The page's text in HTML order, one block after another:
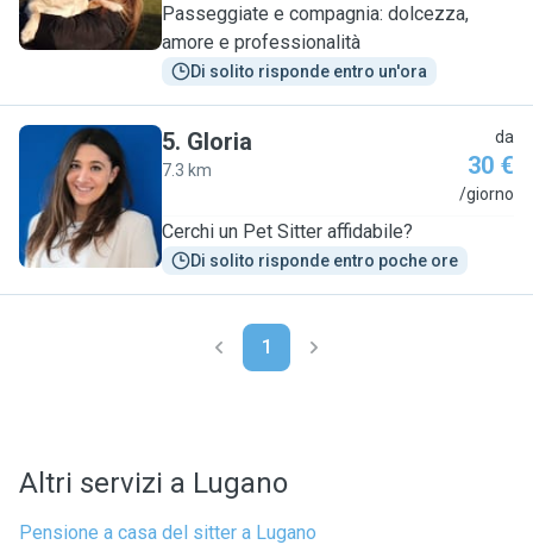
Passeggiate e compagnia: dolcezza,
amore e professionalità
Di solito risponde entro un'ora
G
5. Gloria
7.3 km
da
30 €
/giorno
Cerchi un Pet Sitter affidabile?
Di solito risponde entro poche ore
1
Altri servizi a Lugano
Pensione a casa del sitter a Lugano